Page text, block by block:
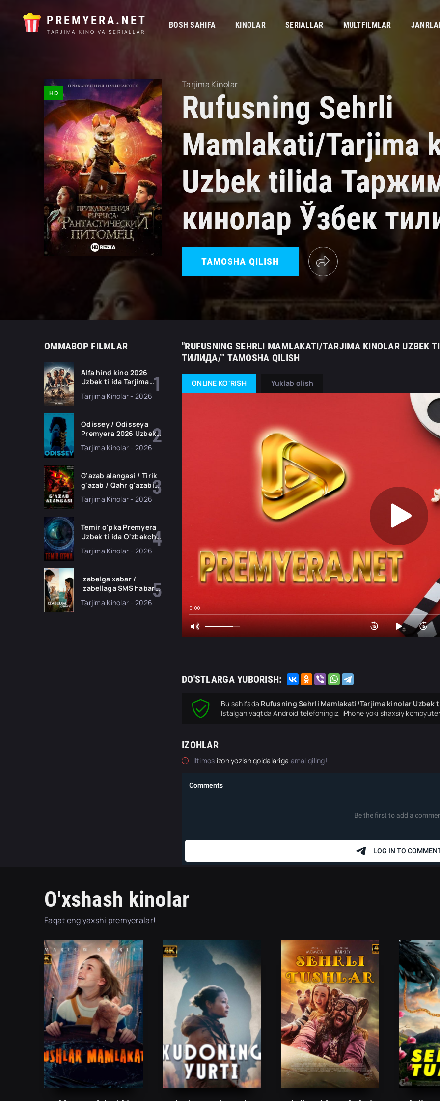
PREMYERA.NET
TARJIMA KINO VA SERIALLAR
BOSH SAHIFA KINOLAR SERIALLAR MULTFILMLAR
HD
Tarjima Kinolar
Rufusning Sehrli
Mamlakati/Tarjima
Uzbek tilida
кинолар Ўзбек
TAMOSHA QILISH
OMMABOP FILMLAR
Alfa hind kino 2026
Uzbek tilida Tarjima
skachat
Tarjima Kinolar - 2026
Odissey / Odisseya
Premyera 2026 Uzbek
tarjima kino Full HD
Tarjima Kinolar - 2026
G'azab alangasi / Tirik
g'azab / Qahr g'azabi
filmi Uzbek tilida 2026
Tarjima Kinolar - 2026
Temir o'pka Premyera
Uzbek tilida O'zbekcha
2026 tarjima kino Full
HD tas-ix skachat
Tarjima Kinolar - 2026
Izabelga xabar /
Izabellaga SMS habar
Premyera 2026 Uzbek
tilida O'zbekcha
Tarjima Kinolar - 2026
"RUFUSNING SEHRLI MAMLAKATI/TARJIMA KINOLAR
ТИЛИДА/" TAMOSHA QILISH
ONLINE KO'RISH Yuklab olish
0:00
DO'STLARGA YUBORISH:
Bu sahifada Rufusning Sehrli Mamlakati/Tarjima kinolar Uzbek
Istalgan vaqtda Android telefoningiz, iPhone yoki shaxsiy
IZOHLAR
Iltimos izoh yozish qoidalariga amal qiling!
O'xshash kinolar
Faqat eng yaxshi premyeralar!